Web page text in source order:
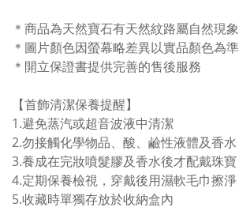
＊商品為天然寶石有天然紋路屬自然現象
＊圖片顏色因螢幕略差異以實品顏色為準
＊開立保證書提供完善的售後服務
【首飾清潔保養提醒】
1.避免蒸汽或超音波液中清潔
2.勿接觸化學物品、酸、鹼性液體及香水
3.養成在完妝噴髮膠及香水後才配戴珠寶
4.定期保養檢視，穿戴後用濕軟毛巾擦淨
5.收藏時單獨存放於收納盒內